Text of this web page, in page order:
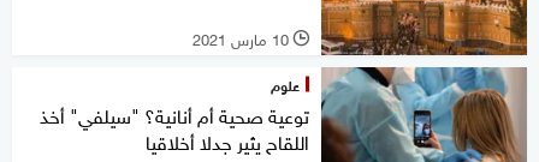
l 10 مارس 2021
علوم
توعية صحية أم أنانية؟ "سيلفي" أخذ
اللقاح يثير جدلا أخلاقيا